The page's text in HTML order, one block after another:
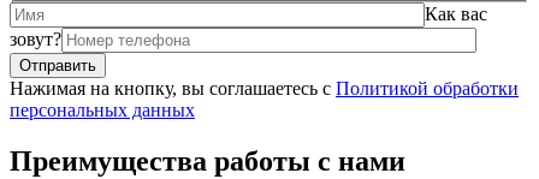
Как вас
зовут?
Нажимая на кнопку, вы соглашаетесь с Политикой обработки
персональных данных
Преимущества работы с нами